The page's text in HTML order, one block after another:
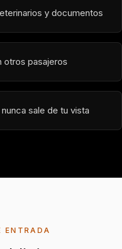
y documentos
otros pasajeros
sale de tu vista
ENTRADA